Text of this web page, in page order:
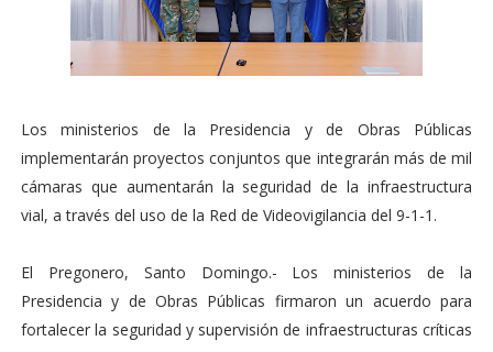
Los ministerios de la Presidencia y de Obras Públicas
implementarán proyectos conjuntos que integrarán más de mil
cámaras que aumentarán la seguridad de la infraestructura
vial, a través del uso de la Red de Videovigilancia del 9-1-1.
El Pregonero, Santo Domingo.- Los ministerios de la
Presidencia y de Obras Públicas firmaron un acuerdo para
fortalecer la seguridad y supervisión de infraestructuras críticas